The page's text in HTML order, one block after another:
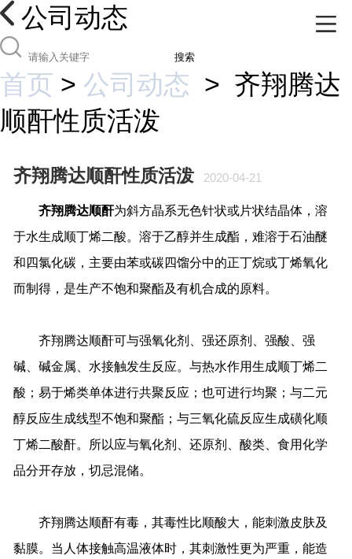
公司动态
搜索
首页 > 公司动态 > 齐翔腾达
顺酐性质活泼
齐翔腾达顺酐性质活泼 2020-04-21
齐翔腾达顺酐为斜方晶系无色针状或片状结晶体，溶
于水生成顺丁烯二酸。溶于乙醇并生成酯，难溶于石油醚
和四氯化碳，主要由苯或碳四馏分中的正丁烷或丁烯氧化
而制得，是生产不饱和聚酯及有机合成的原料。
齐翔腾达顺酐可与强氧化剂、强还原剂、强酸、强
碱、碱金属、水接触发生反应。与热水作用生成顺丁烯二
酸；易于烯类单体进行共聚反应；也可进行均聚；与二元
醇反应生成线型不饱和聚酯；与三氧化硫反应生成磺化顺
丁烯二酸酐。所以应与氧化剂、还原剂、酸类、食用化学
品分开存放，切忌混储。
齐翔腾达顺酐有毒，其毒性比顺酸大，能刺激皮肤及
黏膜。当人体接触高温液体时，其刺激性更为严重，能造